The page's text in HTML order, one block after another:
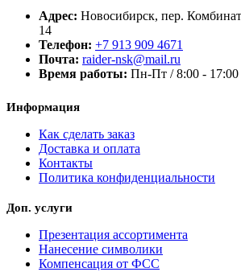
Адрес: Новосибирск, пер.
14
Телефон: +7 913 909 4671
Почта: raider-nsk@mail.ru
Время работы: Пн-Пт / 8:00 - 17:00
Информация
Как сделать заказ
Доставка и оплата
Контакты
Политика конфиденциальности
Доп. услуги
Презентация ассортимента
Нанесение символики
Компенсация от ФСС